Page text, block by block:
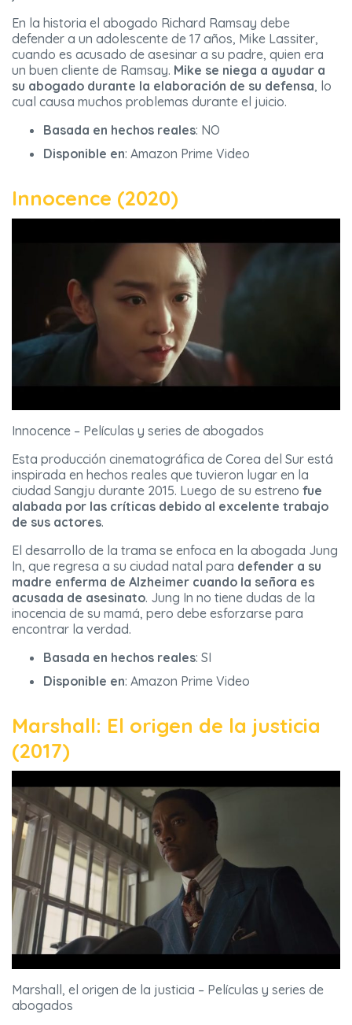
En la historia el abogado Richard Ramsay debe
defender a un adolescente de 17 años, Mike Lassiter,
cuando es acusado de asesinar a su padre, quien era
un buen cliente de Ramsay. Mike se niega a ayudar a
su abogado durante la elaboración de su defensa, lo
cual causa muchos problemas durante el juicio.
Basada en hechos reales: NO
Disponible en: Amazon Prime Video
Innocence (2020)
Innocence – Películas y series de abogados
Esta producción cinematográfica de Corea del Sur está
inspirada en hechos reales que tuvieron lugar en la
ciudad Sangju durante 2015. Luego de su estreno fue
alabada por las críticas debido al excelente trabajo
de sus actores.
El desarrollo de la trama se enfoca en la abogada Jung
In, que regresa a su ciudad natal para defender a su
madre enferma de Alzheimer cuando la señora es
acusada de asesinato. Jung In no tiene dudas de la
inocencia de su mamá, pero debe esforzarse para
encontrar la verdad.
Basada en hechos reales: SI
Disponible en: Amazon Prime Video
Marshall: El origen de la justicia
(2017)
Marshall, el origen de la justicia – Películas y series de
abogados